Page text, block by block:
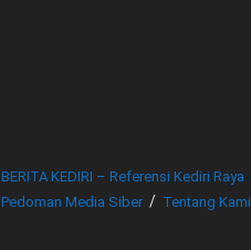
BERITA KEDIRI – Referensi Kediri Raya
Pedoman Media Siber
Tentang Kami